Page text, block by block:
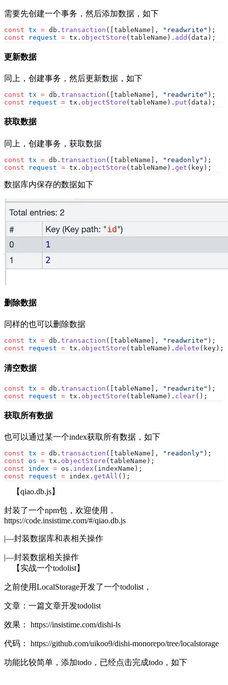
需要先创建一个事务，然后添加数据，如下
const tx = db. transaction ([tableName], "readwrite" );
const request = tx. objectStore (tableName). add (data);
更新数据
同上，创建事务，然后更新数据，如下
const tx = db. transaction ([tableName], "readwrite" );
const request = tx. objectStore (tableName). put (data);
获取数据
同上，创建事务，获取数据
const tx = db. transaction ([tableName], "readonly" );
const request = tx. objectStore (tableName). get (key);
数据库内保存的数据如下
删除数据
同样的也可以删除数据
const tx = db. transaction ([tableName], "readwrite" );
const request = tx. objectStore (tableName). delete (key);
清空数据
const tx = db. transaction ([tableName], "readwrite" );
const request = tx. objectStore (tableName). clear();
获取所有数据
也可以通过某一个index获取所有数据，如下
const tx = db. transaction ([tableName], "readonly" );
const os = tx. objectStore (tableName);
const index = os. index (indexName);
const request = index. getAll ();
【qiao.db.js】
封装了一个npm包，欢迎使用，
https://code.insistime.com/#/qiao.db.js
|—封装数据库和表相关操作
|—封装数据相关操作
【实战一个todolist】
之前使用LocalStorage开发了一个todolist，
文章： 一篇文章开发todolist
效果： https://insistime.com/dishi-ls
代码： https://github.com/uikoo9/dishi-monorepo/tree/localstorage
功能比较简单，添加todo，已经点击完成todo，如下